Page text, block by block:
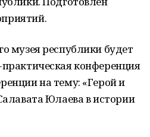
музея республики будет
конференция
на тему: «Герой и
Юлаева в истории